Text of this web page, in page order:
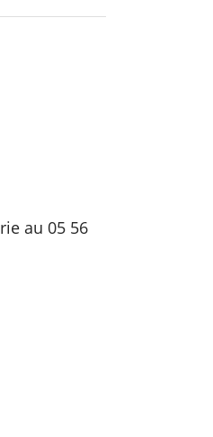
au 05 56